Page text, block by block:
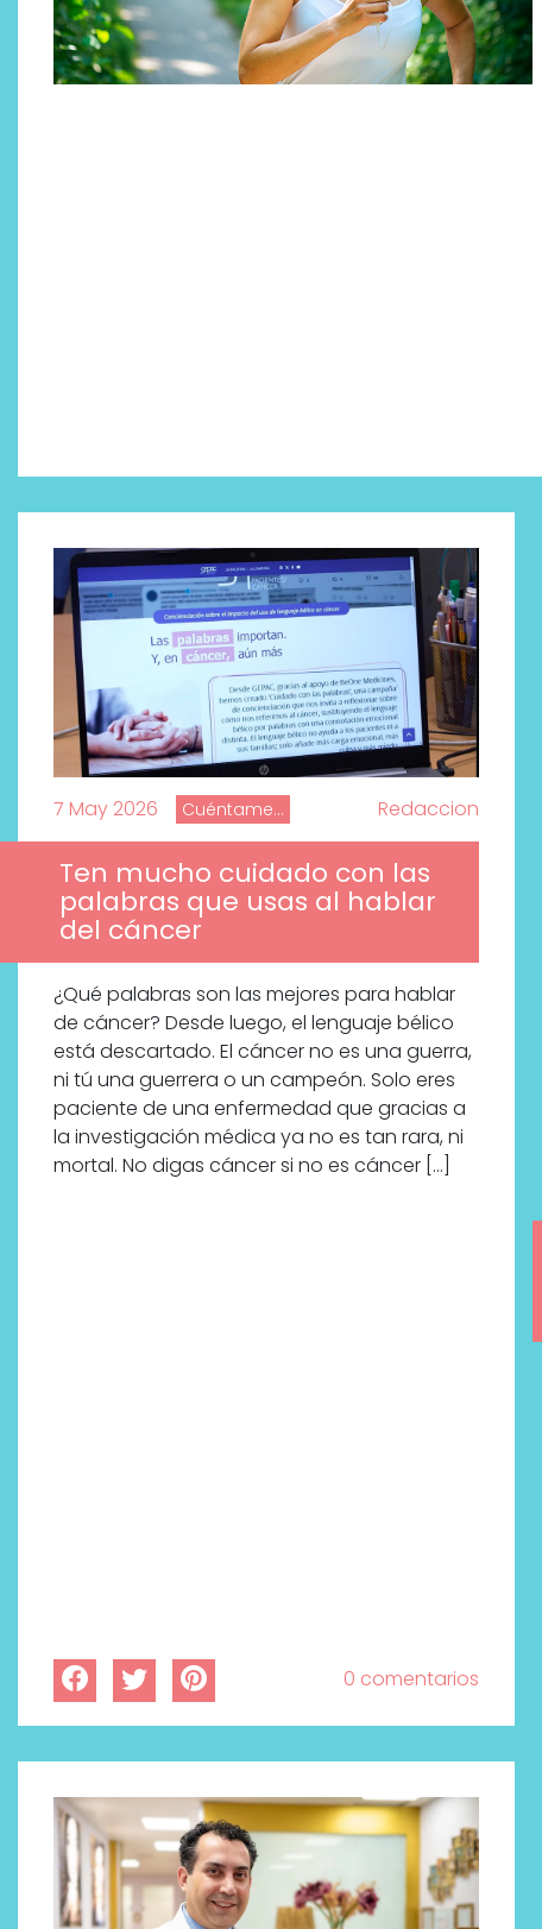
7 May 2026 Cuéntame... Redaccion
Ten mucho cuidado con las
palabras que usas al hablar
del cáncer
¿Qué palabras son las mejores para hablar
de cáncer? Desde luego, el lenguaje bélico
está descartado. El cáncer no es una guerra,
ni tú una guerrera o un campeón. Solo eres
paciente de una enfermedad que gracias a
la investigación médica ya no es tan rara, ni
mortal. No digas cáncer si no es cáncer […]
0 comentarios
Descubre cómo la cosmética
profesional va desde las
cabinas a tu rutina diaria